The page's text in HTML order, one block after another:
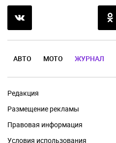
АВТО МОТО ЖУРНАЛ
Редакция
Размещение рекламы
Правовая информация
Условия использования